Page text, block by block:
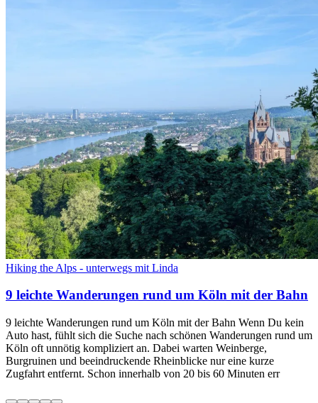
Hiking the Alps - unterwegs mit Linda
9 leichte Wanderungen rund um Köln mit der Bahn
9 leichte Wanderungen rund um Köln mit der Bahn Wenn Du kein
Auto hast, fühlt sich die Suche nach schönen Wanderungen rund um
Köln oft unnötig kompliziert an. Dabei warten Weinberge,
Burgruinen und beeindruckende Rheinblicke nur eine kurze
Zugfahrt entfernt. Schon innerhalb von 20 bis 60 Minuten err